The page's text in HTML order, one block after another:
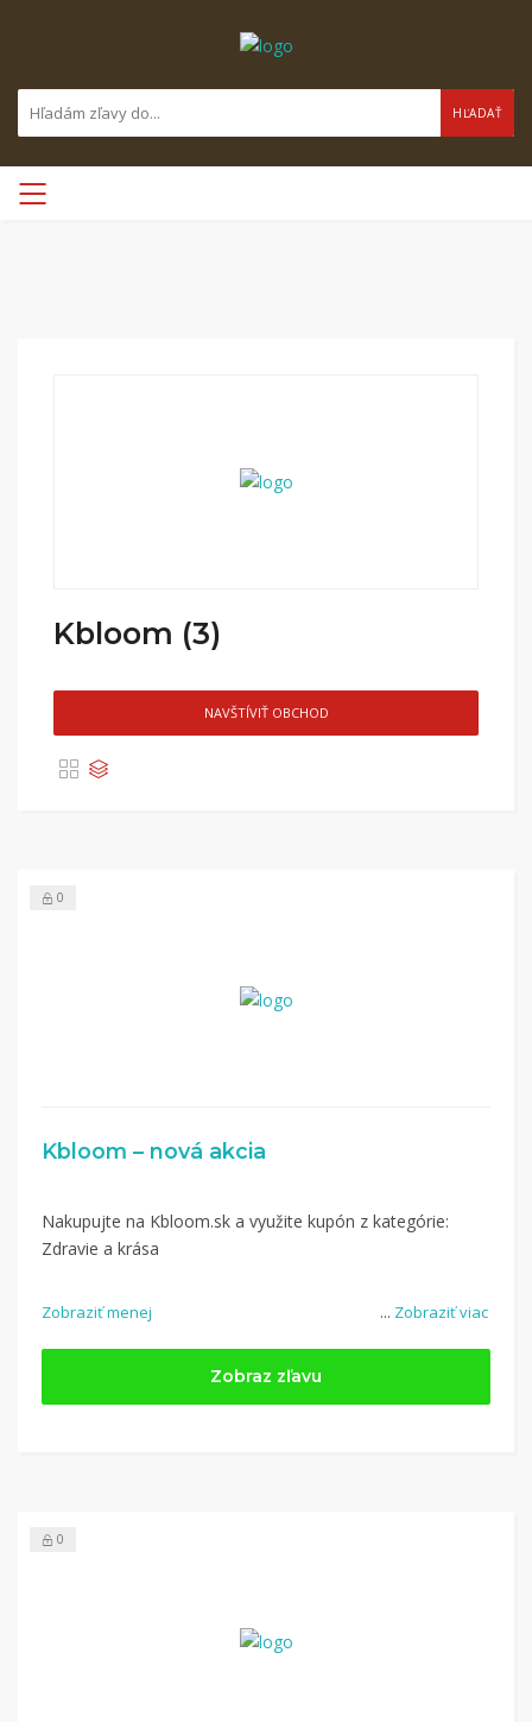
HĽADAŤ
Kbloom (3)
NAVŠTÍVIŤ OBCHOD
0
Kbloom – nová akcia
... Zobraziť viac
Nakupujte na Kbloom.sk a využite kupón z kategórie:
Zdravie a krása
Zobraziť menej
Zobraz zľavu
0